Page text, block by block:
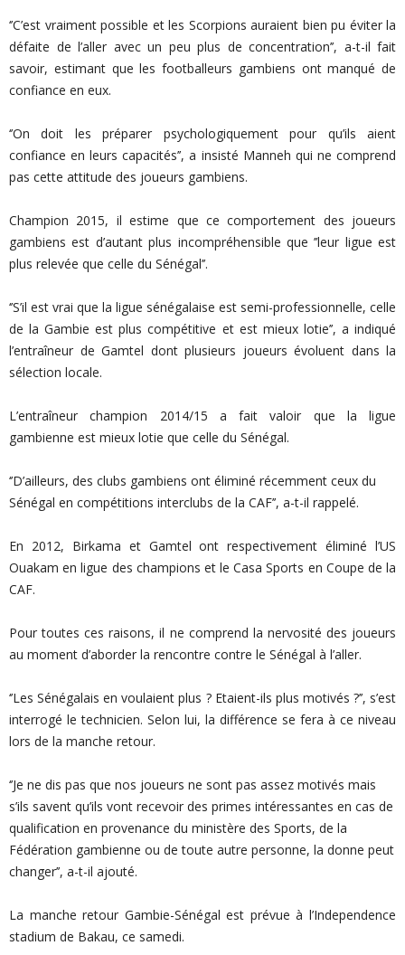
‘’C’est vraiment possible et les Scorpions auraient bien pu éviter la
défaite de l’aller avec un peu plus de concentration’’, a-t-il fait
savoir, estimant que les footballeurs gambiens ont manqué de
confiance en eux.
‘’On doit les préparer psychologiquement pour qu’ils aient
confiance en leurs capacités’’, a insisté Manneh qui ne comprend
pas cette attitude des joueurs gambiens.
Champion 2015, il estime que ce comportement des joueurs
gambiens est d’autant plus incompréhensible que ’’leur ligue est
plus relevée que celle du Sénégal’’.
‘’S’il est vrai que la ligue sénégalaise est semi-professionnelle, celle
de la Gambie est plus compétitive et est mieux lotie’’, a indiqué
l’entraîneur de Gamtel dont plusieurs joueurs évoluent dans la
sélection locale.
L’entraîneur champion 2014/15 a fait valoir que la ligue
gambienne est mieux lotie que celle du Sénégal.
‘’D’ailleurs, des clubs gambiens ont éliminé récemment ceux du
Sénégal en compétitions interclubs de la CAF’’, a-t-il rappelé.
En 2012, Birkama et Gamtel ont respectivement éliminé l’US
Ouakam en ligue des champions et le Casa Sports en Coupe de la
CAF.
Pour toutes ces raisons, il ne comprend la nervosité des joueurs
au moment d’aborder la rencontre contre le Sénégal à l’aller.
‘’Les Sénégalais en voulaient plus ? Etaient-ils plus motivés ?’’, s’est
interrogé le technicien. Selon lui, la différence se fera à ce niveau
lors de la manche retour.
‘’Je ne dis pas que nos joueurs ne sont pas assez motivés mais
s’ils savent qu’ils vont recevoir des primes intéressantes en cas de
qualification en provenance du ministère des Sports, de la
Fédération gambienne ou de toute autre personne, la donne peut
changer’’, a-t-il ajouté.
La manche retour Gambie-Sénégal est prévue à l’Independence
stadium de Bakau, ce samedi.